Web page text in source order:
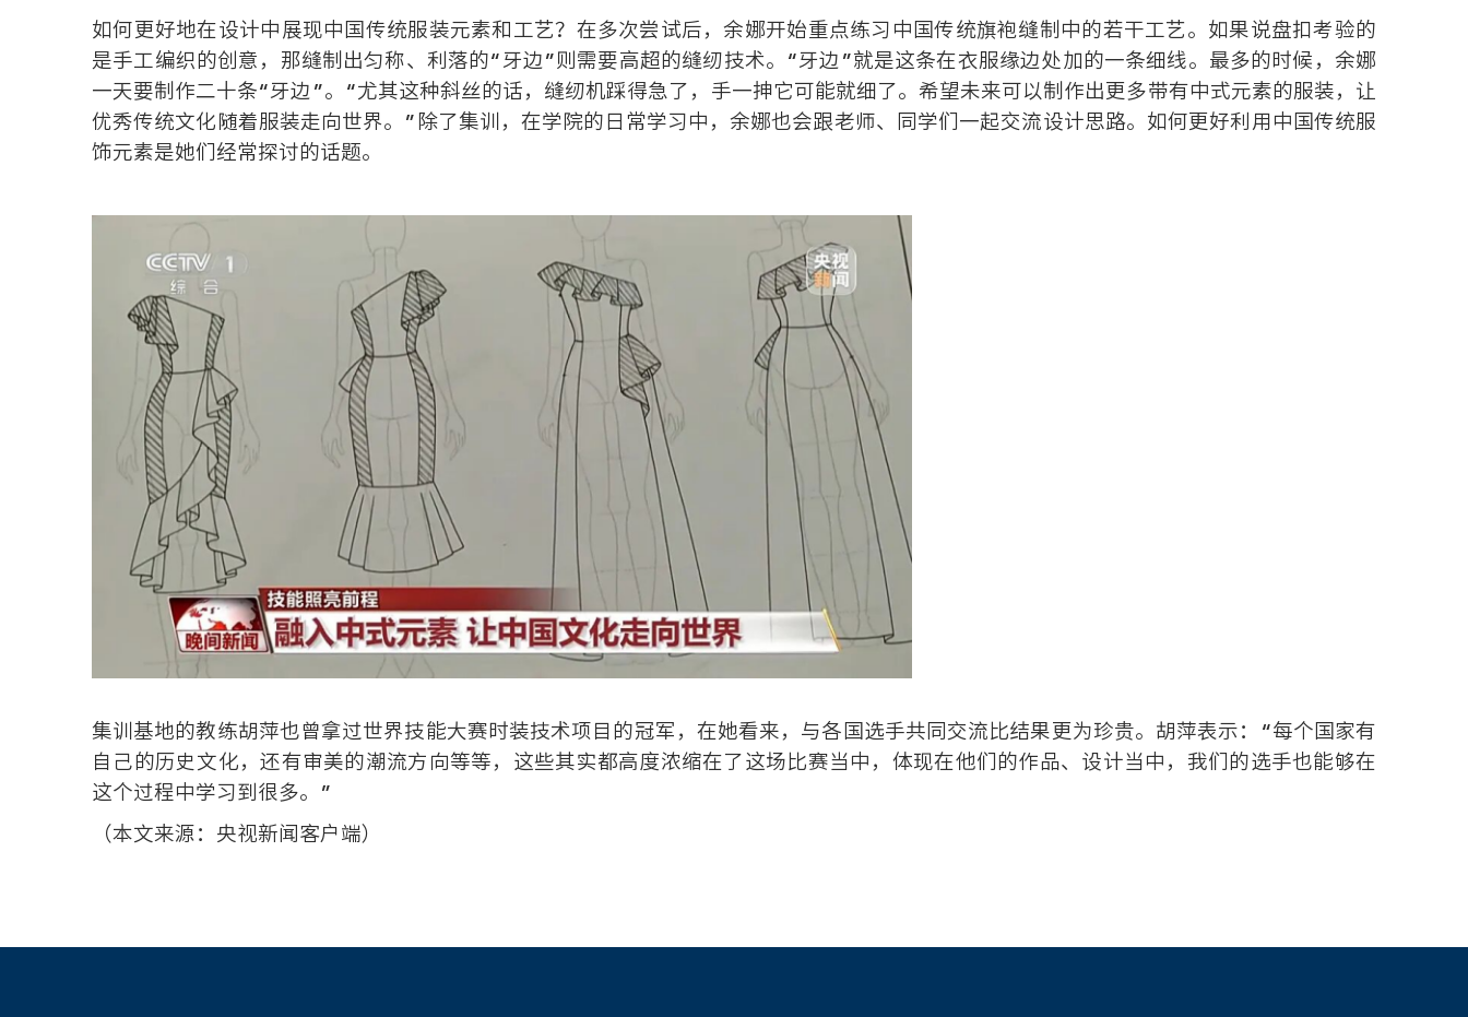
如何更好地在设计中展现中国传统服装元素和工艺？在多次尝试后，余娜开始重点练习中国传统旗袍缝制中的若干工艺。如果说盘扣考验的
是手工编织的创意，那缝制出匀称、利落的“牙边”则需要高超的缝纫技术。“牙边”就是这条在衣服缘边处加的一条细线。最多的时候，余娜
一天要制作二十条“牙边”。“尤其这种斜丝的话，缝纫机踩得急了，手一抻它可能就细了。希望未来可以制作出更多带有中式元素的服装，让
优秀传统文化随着服装走向世界。”除了集训，在学院的日常学习中，余娜也会跟老师、同学们一起交流设计思路。如何更好利用中国传统服
饰元素是她们经常探讨的话题。
集训基地的教练胡萍也曾拿过世界技能大赛时装技术项目的冠军，在她看来，与各国选手共同交流比结果更为珍贵。胡萍表示：“每个国家有
自己的历史文化，还有审美的潮流方向等等，这些其实都高度浓缩在了这场比赛当中，体现在他们的作品、设计当中，我们的选手也能够在
这个过程中学习到很多。”
（本文来源：央视新闻客户端）